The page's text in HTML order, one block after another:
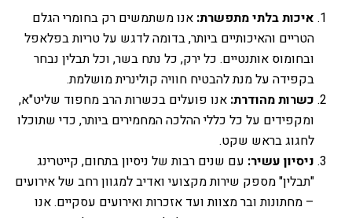
איכות בלתי מתפשרת: אנו משתמשים רק בחומרי הגלם
הטריים והאיכותיים ביותר, בדומה לדגש על טריות בפלאפל
ובחומוס אותנטיים. כל ירק, כל נתח בשר, וכל תבלין נבחר
בקפידה על מנת להבטיח חוויה קולינרית מושלמת.
כשרות מהודרת: אנו פועלים בכשרות הרב מחפוד שליט"א,
ומקפידים על כל כללי ההלכה המחמירים ביותר, כדי שתוכלו
לחגוג בראש שקט.
ניסיון עשיר: עם שנים רבות של ניסיון בתחום, קייטרינג
"תבלין" מספק שירות מקצועי ואדיב למגוון רחב של אירועים
– מחתונות ובר מצוות ועד אזכרות ואירועים עסקיים. אנו